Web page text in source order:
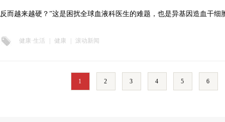
反而越来越硬？”这是困扰全球血液科医生的难题，也是异基因造血干细
健康·生活 健康 滚动新闻
1 2 3 4 5 6